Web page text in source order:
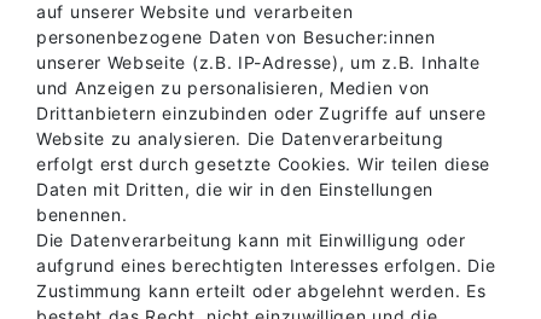
auf unserer Website und verarbeiten
personenbezogene Daten von Besucher:innen
unserer Webseite (z.B. IP-Adresse), um z.B. Inhalte
und Anzeigen zu personalisieren, Medien von
Drittanbietern einzubinden oder Zugriffe auf unsere
Website zu analysieren. Die Datenverarbeitung
erfolgt erst durch gesetzte Cookies. Wir teilen diese
Daten mit Dritten, die wir in den Einstellungen
benennen.
Die Datenverarbeitung kann mit Einwilligung oder
aufgrund eines berechtigten Interesses erfolgen. Die
Zustimmung kann erteilt oder abgelehnt werden. Es